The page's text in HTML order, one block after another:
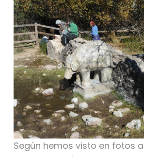
Según hemos visto en fotos